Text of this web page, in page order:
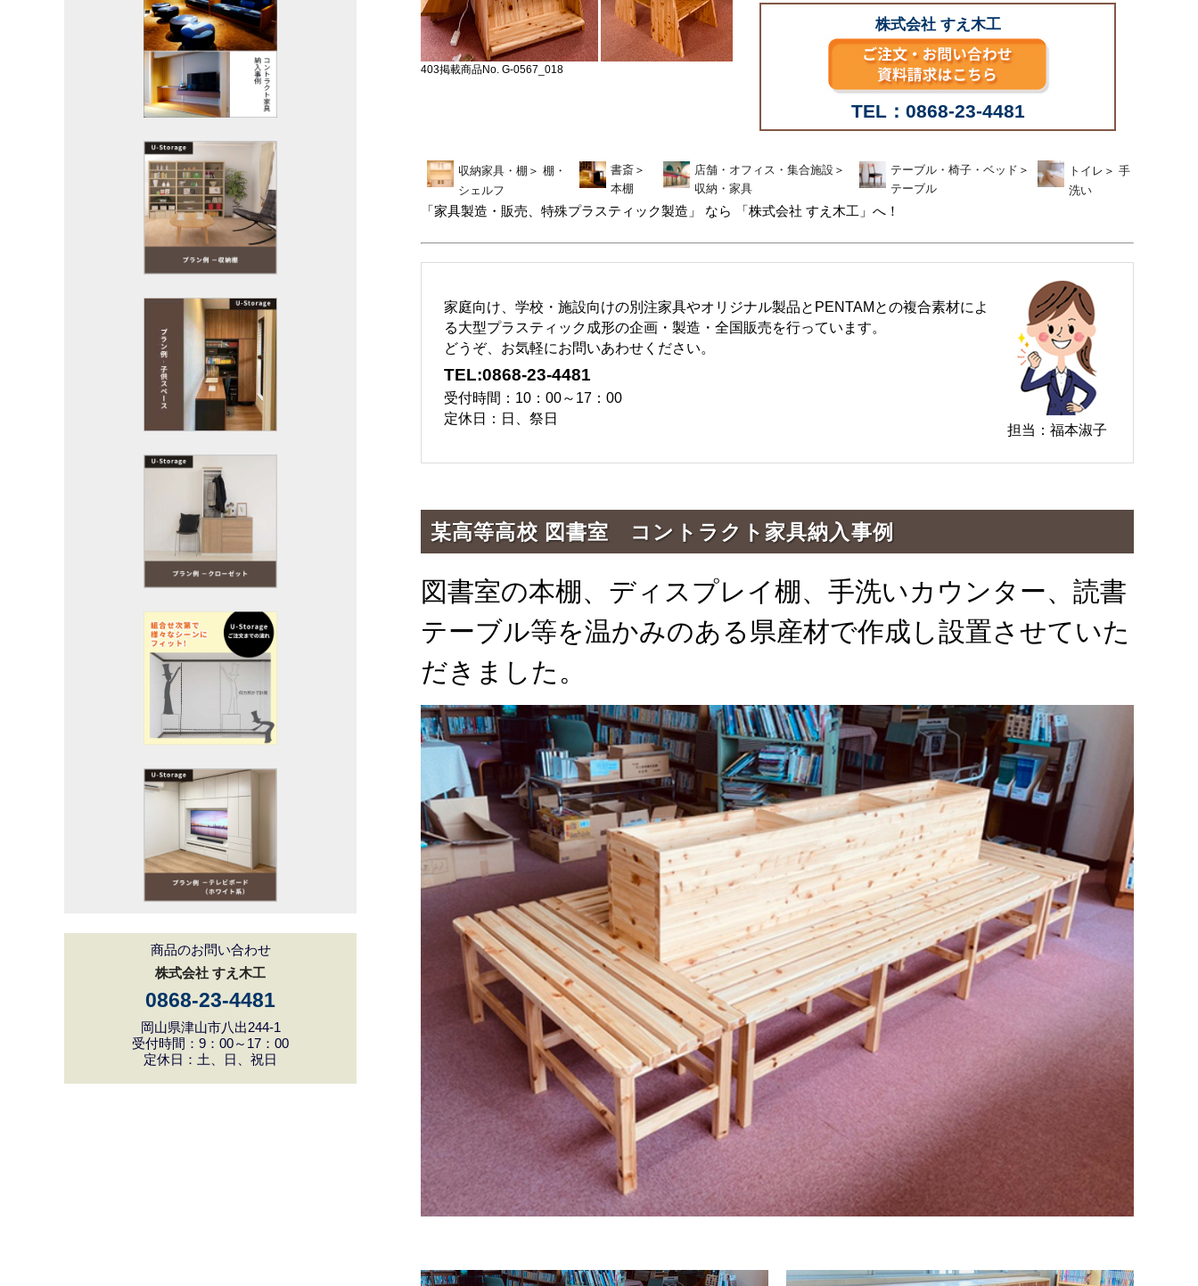
商品のお問い合わせ
株式会社 すえ木工
0868-23-4481
岡山県津山市八出244-1
受付時間：9：00～17：00
定休日：土、日、祝日
403掲載商品No. G-0567_018
株式会社 すえ木工
TEL：0868-23-4481
収納家具・棚 ＞ 棚・
シェルフ
書斎 ＞
本棚
店舗・オフィス・集合施設 ＞
収納・家具
テーブル・椅子・ベッド ＞
テーブル
トイレ ＞ 手
洗い
「家具製造・販売、特殊プラスティック製造」 なら 「株式会社 すえ木工」へ！
家庭向け、学校・施設向けの別注家具やオリジナル製品とPENTAMとの複合素材によ
る大型プラスティック成形の企画・製造・全国販売を行っています。
どうぞ、お気軽にお問いあわせください。
TEL:0868-23-4481
受付時間：10：00～17：00
定休日：日、祭日
担当：福本淑子
某高等高校 図書室 コントラクト家具納入事例
図書室の本棚、ディスプレイ棚、手洗いカウンター、読書
テーブル等を温かみのある県産材で作成し設置させていた
だきました。